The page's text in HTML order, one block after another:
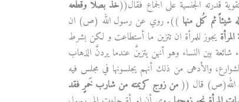
الجنسية على الجماع فقال((خذ بصلاً وقطعه
شيئاً ثم كُل منها )). روي عن رسول الله (ص) ان
يجوز للمرأة ان تتزين ما أستطاعت و لكن بشرط
بين النساء وهو أنهن يتزينَّ عندما يردنَّ الذهاب
والأدهى من ذلك أنهم يجلسونها في مجلس فيه
الله(ص) قال ((من زوج كريمته من شارب خَمرٍ فقد